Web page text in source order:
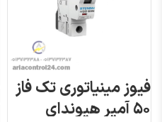
فیوز مینیاتوری تک فاز
۵۰ آمپر هیوندای